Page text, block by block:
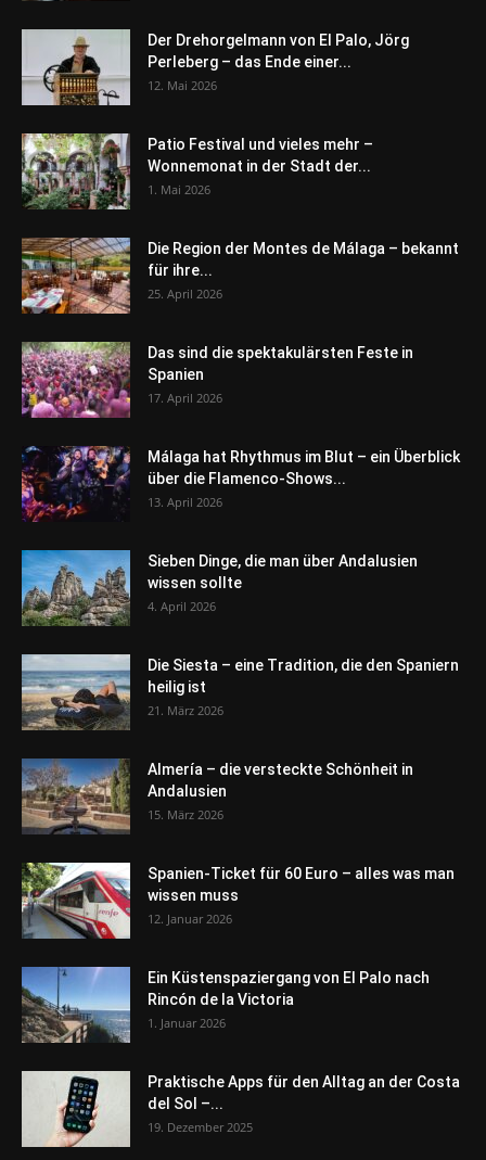
Der Drehorgelmann von El Palo, Jörg
Perleberg – das Ende einer...
12. Mai 2026
Patio Festival und vieles mehr –
Wonnemonat in der Stadt der...
1. Mai 2026
Die Region der Montes de Málaga – bekannt
für ihre...
25. April 2026
Das sind die spektakulärsten Feste in
Spanien
17. April 2026
Málaga hat Rhythmus im Blut – ein Überblick
über die Flamenco-Shows...
13. April 2026
Sieben Dinge, die man über Andalusien
wissen sollte
4. April 2026
Die Siesta – eine Tradition, die den Spaniern
heilig ist
21. März 2026
Almería – die versteckte Schönheit in
Andalusien
15. März 2026
Spanien-Ticket für 60 Euro – alles was man
wissen muss
12. Januar 2026
Ein Küstenspaziergang von El Palo nach
Rincón de la Victoria
1. Januar 2026
Praktische Apps für den Alltag an der Costa
del Sol –...
19. Dezember 2025